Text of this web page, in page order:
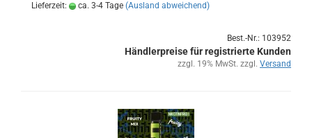
Lieferzeit: ca. 3-4 Tage (Ausland abweichend)
Best.-Nr.: 103952
Händlerpreise für registrierte Kunden
zzgl. 19% MwSt. zzgl. Versand